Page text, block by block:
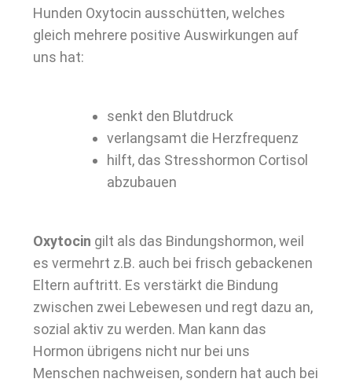
Hunden Oxytocin ausschütten, welches
gleich mehrere positive Auswirkungen auf
uns hat:
senkt den Blutdruck
verlangsamt die Herzfrequenz
hilft, das Stresshormon Cortisol
abzubauen
Oxytocin gilt als das Bindungshormon, weil
es vermehrt z.B. auch bei frisch gebackenen
Eltern auftritt. Es verstärkt die Bindung
zwischen zwei Lebewesen und regt dazu an,
sozial aktiv zu werden. Man kann das
Hormon übrigens nicht nur bei uns
Menschen nachweisen, sondern hat auch bei